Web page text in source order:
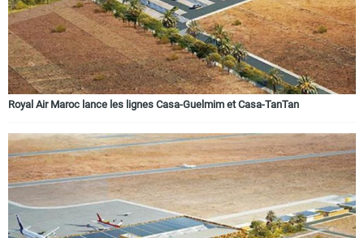
Royal Air Maroc lance les lignes Casa-Guelmim et Casa-TanTan